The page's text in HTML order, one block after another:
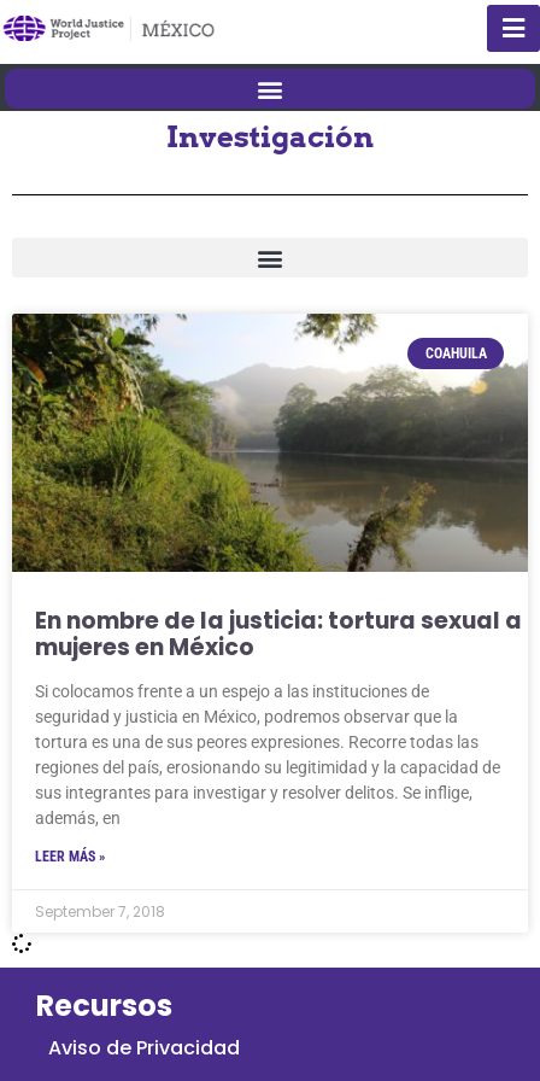
Investigación
COAHUILA
En nombre de la justicia: tortura sexual a
mujeres en México
Si colocamos frente a un espejo a las instituciones de
seguridad y justicia en México, podremos observar que la
tortura es una de sus peores expresiones. Recorre todas las
regiones del país, erosionando su legitimidad y la capacidad de
sus integrantes para investigar y resolver delitos. Se inflige,
además, en
LEER MÁS »
September 7, 2018
Recursos
Aviso de Privacidad